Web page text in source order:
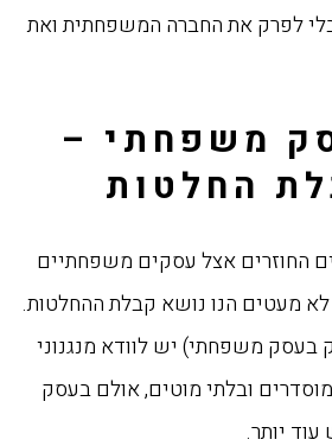
לפרק את החברה המשפחתית ואת
משפחתי –
החלטות
החוזרים אצל עסקים משפחתיים
מעטים הנו נושא קבלת ההחלטות.
משפחתי) יש לוודא מנגנוני
ובלתי מוטים, אולם בעסק
יותר.